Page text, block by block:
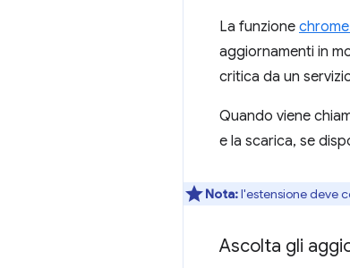
La funzione
aggiornamenti in
critica da un
Quando viene
e la scarica, se
Nota:l'estensione deve
Ascolta gli